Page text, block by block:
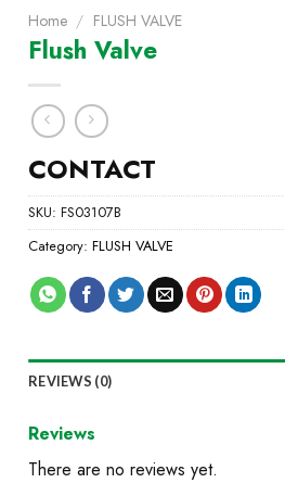
Home / FLUSH VALVE
Flush Valve
CONTACT
SKU:FS03107B
Category:FLUSH VALVE
REVIEWS (0)
Reviews
There are no reviews yet.